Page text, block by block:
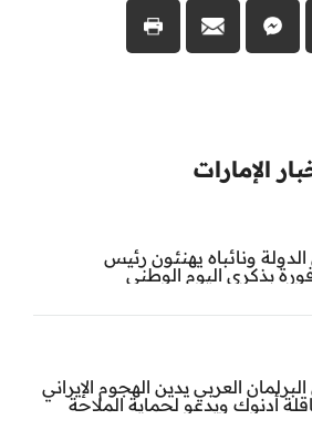
الإمارات
ونائباه يهنئون رئيس
بذكرى اليوم الوطني
العربي يدين الهجوم الإيراني
أدنوك ويدعو لحماية الملاحة